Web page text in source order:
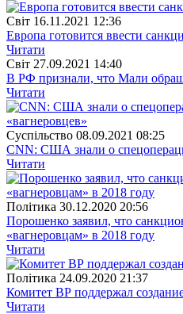
Свiт 16.11.2021 12:36
Европа готовится ввести
Читати
Свiт 27.09.2021 14:40
В РФ признали, что Мали
Читати
Суспiльство 08.09.2021 08:25
CNN: США знали о
Читати
Полiтика 30.12.2020 20:56
Порошенко заявил, что
«вагнеровцам» в 2018 году
Читати
Полiтика 24.09.2020 21:37
Комитет ВР поддержал
Читати